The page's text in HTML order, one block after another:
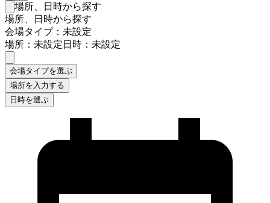
検索フォームを閉じる
場所、日時から探す
場所、日時から探す
会場タイプ：未設定
場所：未設定日時：未設定
会場タイプを選ぶ
場所を入力する
日時を選ぶ